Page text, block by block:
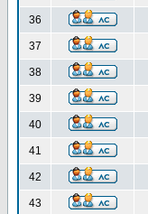
36
37
38
39
40
41
42
43